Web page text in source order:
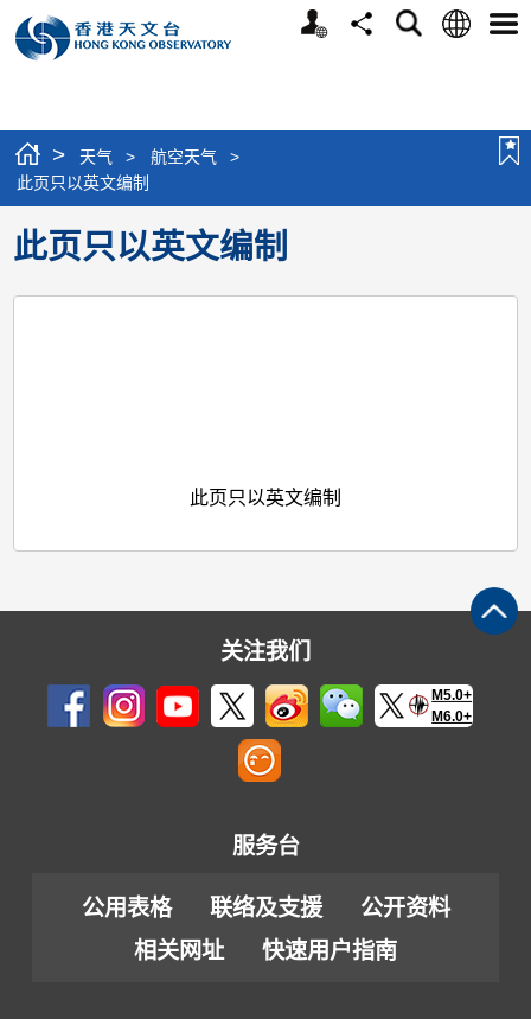
个
分
搜
语
选
> 天气 > 航空天气
>
此页只以英文编制
此页只以英文编制
此页只以英文编制
关注我们
M5.0+
M6.0+
服务台
公用表格 联络及支援
公开资料
相关网址
快速用户指南